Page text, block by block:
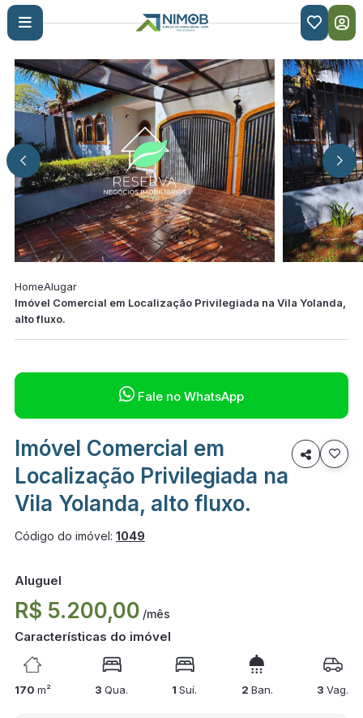

HomeAlugar
Imóvel Comercial em Localização Privilegiada na Vila Yolanda,
alto fluxo.
 Fale no WhatsApp
Imóvel Comercial em
Localização Privilegiada na
Vila Yolanda, alto fluxo.

Código do imóvel: 1049
Aluguel
R$ 5.200,00 /mês
Características do imóvel
170 m² 3Qua. 1Suí. 2 Ban. 3Vag.